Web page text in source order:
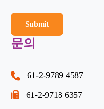
problem
shown
in
image
continue.
문의
61-2-9789 4587
61-2-9718 6357